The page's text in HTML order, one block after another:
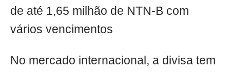
de até 1,65 milhão de NTN-B com
vários vencimentos
No mercado internacional, a divisa tem